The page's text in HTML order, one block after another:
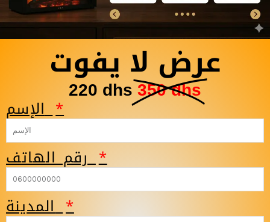
عرض لا يفوت
220 dhs 350 dhs
الإسم
رقم الهاتف
المدينة